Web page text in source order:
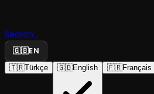
Search...
🇬🇧EN
🇹🇷Türkçe 🇬🇧English 🇫🇷Français